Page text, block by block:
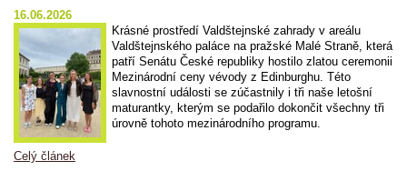
16.06.2026
Krásné prostředí Valdštejnské zahrady v areálu
Valdštejnského paláce na pražské Malé Straně, která
patří Senátu České republiky hostilo zlatou ceremonii
Mezinárodní ceny vévody z Edinburghu. Této
slavnostní události se zúčastnily i tři naše letošní
maturantky, kterým se podařilo dokončit všechny tři
úrovně tohoto mezinárodního programu.
Celý článek